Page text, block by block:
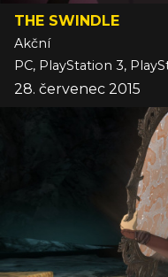
THE SWINDLE
Akční
PC, PlayStation 3,
28. červenec 2015